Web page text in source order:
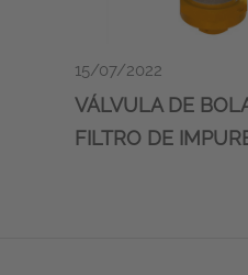
15/07/2022
VÁLVULA DE
FILTRO DE